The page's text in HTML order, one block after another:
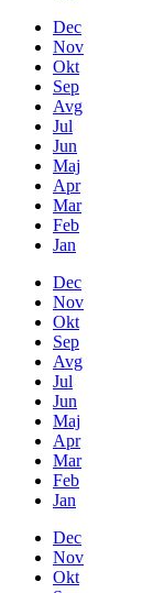
Dec
Nov
Okt
Sep
Avg
Jul
Jun
Maj
Apr
Mar
Feb
Jan
Dec
Nov
Okt
Sep
Avg
Jul
Jun
Maj
Apr
Mar
Feb
Jan
Dec
Nov
Okt